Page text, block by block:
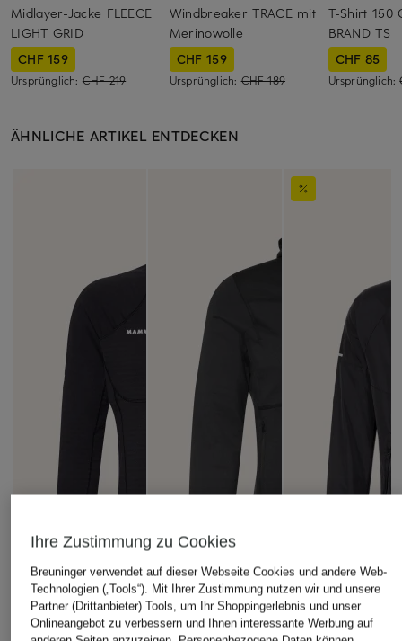
Midlayer-Jacke FLEECE
LIGHT GRID
CHF 159
Ursprünglich: CHF 219
Windbreaker TRACE mit
Merinowolle
CHF 159
Ursprünglich:CHF 189
T-Shirt 150
BRAND TS
CHF 85
Ursprünglich:
ÄHNLICHE ARTIKEL ENTDECKEN
Ihre Zustimmung zu Cookies
Breuninger verwendet auf dieser Webseite Cookies und andere Web-
Technologien („Tools“). Mit Ihrer Zustimmung nutzen wir und unsere
Partner (Drittanbieter) Tools, um Ihr Shoppingerlebnis und unser
Onlineangebot zu verbessern und Ihnen interessante Werbung auf